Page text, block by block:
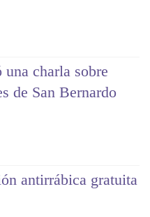
charla sobre
de San Bernardo
antirrábica gratuita